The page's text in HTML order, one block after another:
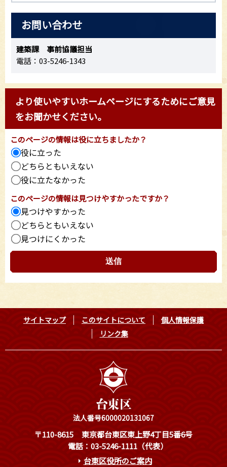
お問い合わせ
建築課 事前協議担当
電話：03-5246-1343
より使いやすいホームページにするためにご意見
をお聞かせください。
このページの情報は役に立ちましたか？
役に立った
どちらともいえない
役に立たなかった
このページの情報は見つけやすかったですか？
見つけやすかった
どちらともいえない
見つけにくかった
サイトマップ このサイトについて
個人情報保護
リンク集
法人番号6000020131067
〒110-8615
東京都台東区東上野4丁目5番6号
電話：03-5246-1111（代表）
台東区役所のご案内